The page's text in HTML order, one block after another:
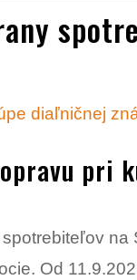
pri
na
Od